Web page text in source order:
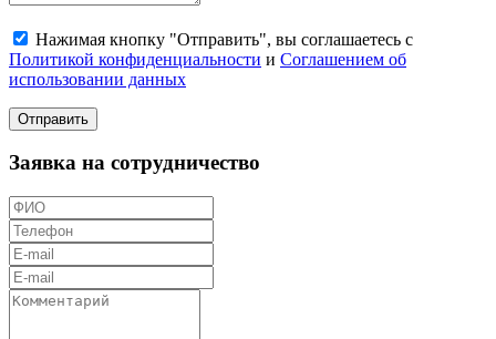
Нажимая кнопку "Отправить", вы соглашаетесь с
Политикой конфиденциальности и Соглашением об
использовании данных
Отправить
Заявка на сотрудничество